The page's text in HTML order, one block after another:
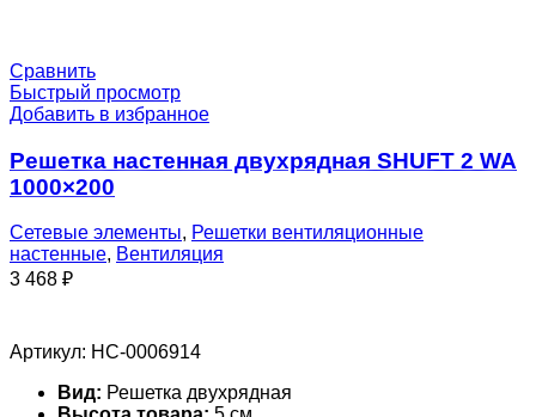
Сравнить
Быстрый просмотр
Добавить в избранное
Решетка настенная двухрядная SHUFT 2 WA
1000×200
Сетевые элементы, Решетки вентиляционные
настенные, Вентиляция
3 468 ₽
Артикул: НС-0006914
Вид: Решетка двухрядная